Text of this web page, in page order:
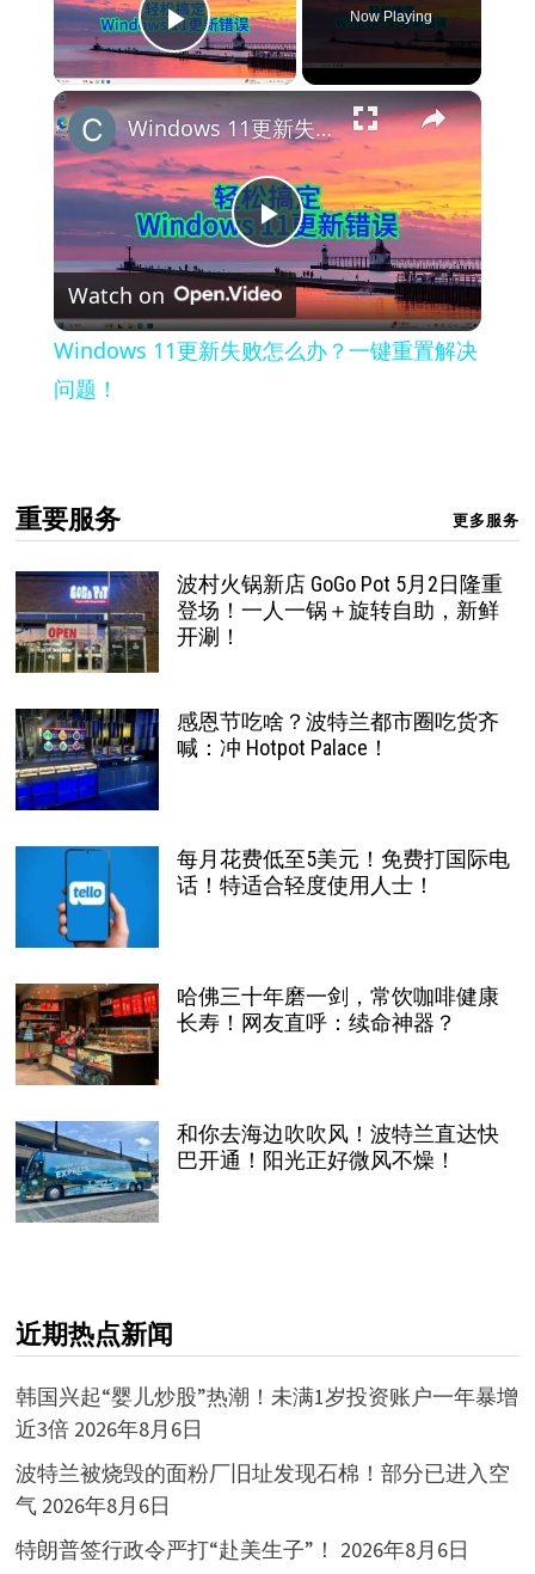
Play Video
Now Playing
×
Play
Video
Windows 11更新失败怎么办？一键重置解决问题！
Watch on
Windows 11更新失败怎么办？一键重置解决
问题！
重要服务 更多服务
波村火锅新店 GoGo Pot 5月2日隆重
登场！一人一锅＋旋转自助，新鲜
开涮！
感恩节吃啥？波特兰都市圈吃货齐
喊：冲 Hotpot Palace！
每月花费低至5美元！免费打国际电
话！特适合轻度使用人士！
哈佛三十年磨一剑，常饮咖啡健康
长寿！网友直呼：续命神器？
和你去海边吹吹风！波特兰直达快
巴开通！阳光正好微风不燥！
近期热点新闻
韩国兴起“婴儿炒股”热潮！未满1岁投资账户一年暴增
近3倍 2026年8月6日
波特兰被烧毁的面粉厂旧址发现石棉！部分已进入空
气 2026年8月6日
特朗普签行政令严打“赴美生子”！ 2026年8月6日